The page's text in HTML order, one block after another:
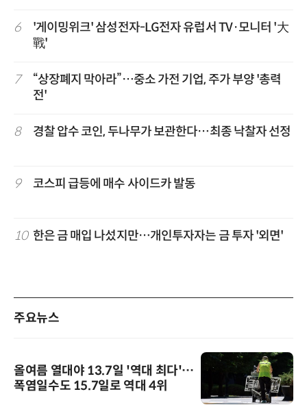
6
'게이밍위크' 삼성전자-LG전자 유럽서 TV·모니터 '大
戰'
7
“상장폐지 막아라”…중소 가전 기업, 주가 부양 '총력
전'
8 경찰 압수 코인, 두나무가 보관한다…최종 낙찰자 선정
9 코스피 급등에 매수 사이드카 발동
10 한은 금 매입 나섰지만…개인투자자는 금 투자 '외면'
주요뉴스
올여름 열대야 13.7일 '역대 최다'…
폭염일수도 15.7일로 역대 4위